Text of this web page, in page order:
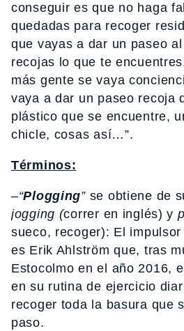
conseguir es que no haga
quedadas para recoger
que vayas a dar un paseo
recojas lo que te
más gente se vaya
vaya a dar un paseo recoja
plástico que se encuentre,
chicle, cosas así…”.
Términos:
–“Plogging”se obtiene de
jogging (correr en inglés) y
sueco, recoger): El
es Erik Ahlström que, tras
Estocolmo en el año 2016,
en su rutina de ejercicio
recoger toda la basura que
paso.